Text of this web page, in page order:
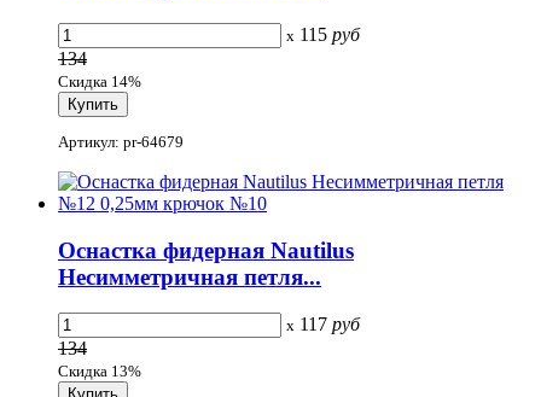
x 115 руб
134
Скидка 14%
Артикул: pr-64679
Оснастка фидерная Nautilus
Несимметричная петля...
x 117 руб
134
Скидка 13%